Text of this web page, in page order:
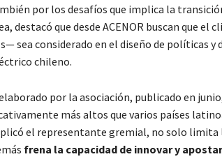
por los desafíos que implica la
destacó que desde ACENOR buscan que el
sea considerado en el diseño de políticas y
chileno.
por la asociación, publicado en
más altos que varios países
el representante gremial, no solo limita
frena la capacidad de innovar y